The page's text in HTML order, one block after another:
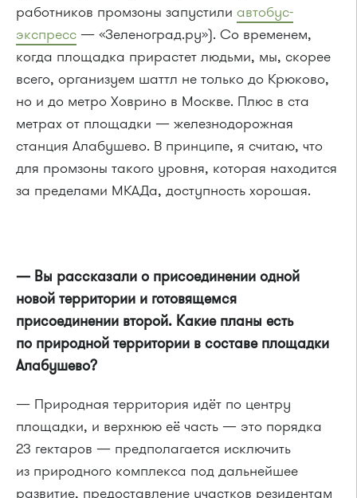
работников промзоны запустили автобус-
экспресс — «Зеленоград.ру»). Со временем,
когда площадка прирастет людьми, мы, скорее
всего, организуем шаттл не только до Крюково,
но и до метро Ховрино в Москве. Плюс в ста
метрах от площадки — железнодорожная
станция Алабушево. В принципе, я считаю, что
для промзоны такого уровня, которая находится
за пределами МКАДа, доступность хорошая.
— Вы рассказали о присоединении одной
новой территории и готовящемся
присоединении второй. Какие планы есть
по природной территории в составе площадки
Алабушево?
— Природная территория идёт по центру
площадки, и верхнюю её часть — это порядка
23 гектаров — предполагается исключить
из природного комплекса под дальнейшее
развитие, предоставление участков резидентам